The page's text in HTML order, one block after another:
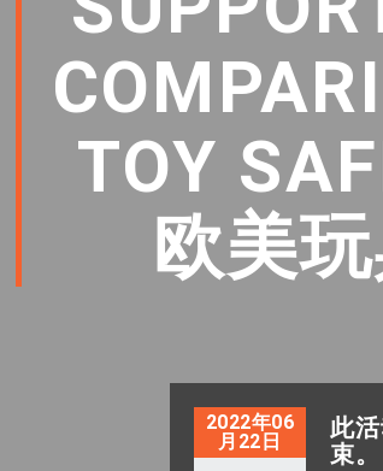
TOY
欧美
2022年06
月22日
此
束。